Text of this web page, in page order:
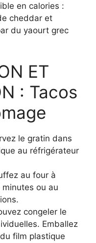
en calories :
cheddar et
du yaourt grec
ET
: Tacos
le gratin dans
au réfrigérateur
au four à
minutes ou au
congeler le
Emballez
film plastique